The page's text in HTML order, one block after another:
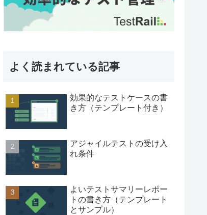
よく読まれている記事
効果的なテストケースの書
き方（テンプレート付き）
アジャイルテストの受け入
れ条件
よいテストサマリーレポー
トの書き方（テンプレート
とサンプル）